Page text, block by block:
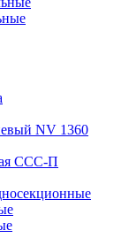
NV 1360
ССС-П